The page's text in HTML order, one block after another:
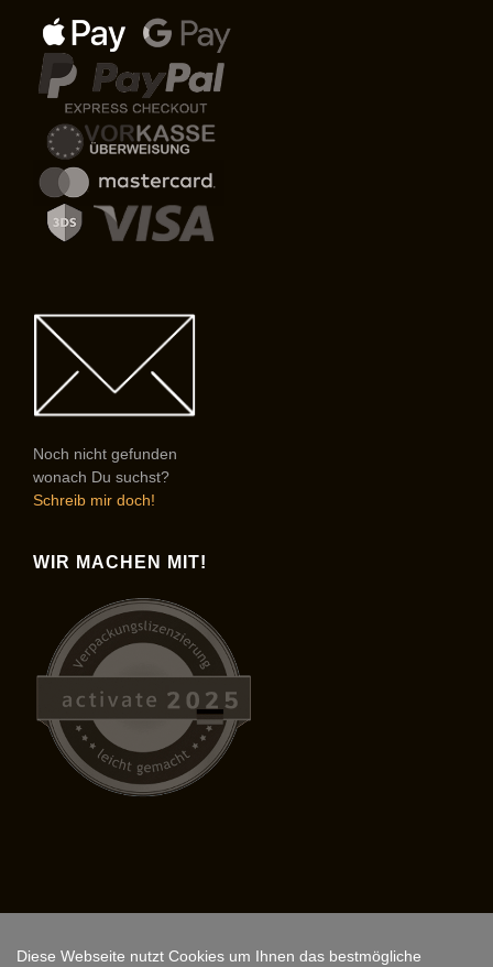
Noch nicht gefunden
wonach Du suchst?
Schreib mir doch!
WIR MACHEN MIT!
Copyright © 2026, ARS FANTASIO.
Diese Webseite nutzt Cookies um Ihnen das bestmögliche